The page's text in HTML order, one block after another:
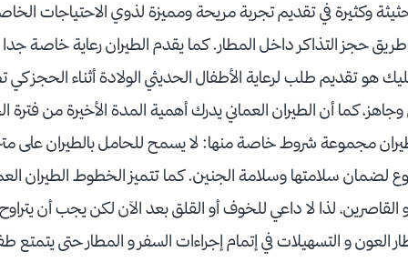
وكثيرة في تقديم تجربة مريحة ومميزة لذوي الاحتياجات
حجز التذاكر داخل المطار. كما يقدم الطيران رعاية خاصة جدا
هو تقديم طلب لرعاية الأطفال الحديثي الولادة أثناء الحجز
مجموعة شروط خاصة منها: لا يسمح للحامل بالطيران على
مدة الحمل 35 أسبوع لضمان سلامتها وسلامة الجنين. كما تتميز الخطوط
العون و التسهيلات في إتمام إجراءات السفر و المطار حتى